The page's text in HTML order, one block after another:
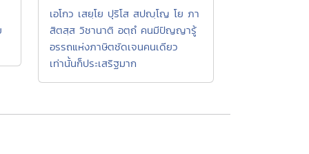
เอโกว เสยฺโย ปุริโส สปญฺโญ โย ภา
สิตสฺส วิชานาติ อตฺถํ คนมีปัญญารู้
อรรถแห่งภาษิตชัดเจนคนเดียว
เท่านั้นก็ประเสริฐมาก